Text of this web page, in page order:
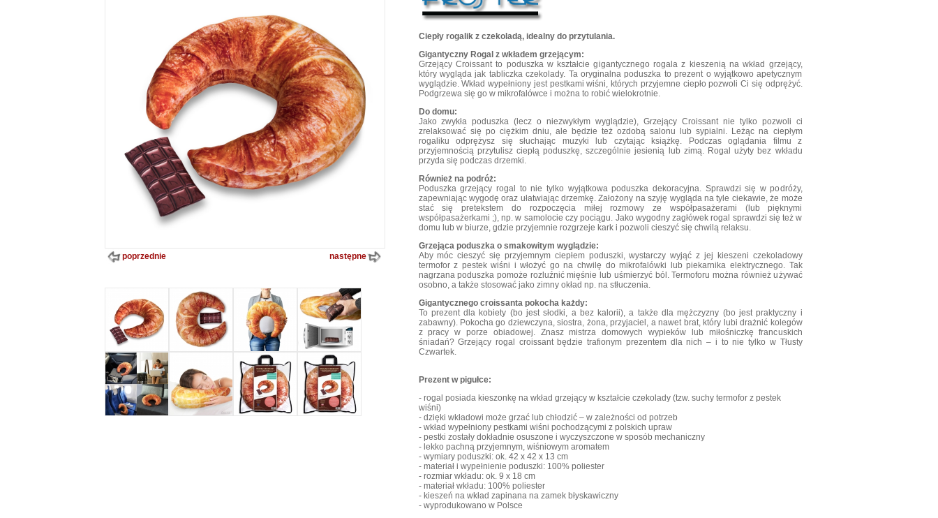
poprzednie następne
Ciepły rogalik z czekoladą, idealny do przytulania.
Gigantyczny Rogal z wkładem grzejącym:
Grzejący Croissant to poduszka w kształcie gigantycznego rogala z kieszenią na wkład grzejący,
który wygląda jak tabliczka czekolady. Ta oryginalna poduszka to prezent o wyjątkowo apetycznym
wyglądzie. Wkład wypełniony jest pestkami wiśni, których przyjemne ciepło pozwoli Ci się odprężyć.
Podgrzewa się go w mikrofalówce i można to robić wielokrotnie.
Do domu:
Jako zwykła poduszka (lecz o niezwykłym wyglądzie), Grzejący Croissant nie tylko pozwoli ci
zrelaksować się po ciężkim dniu, ale będzie też ozdobą salonu lub sypialni. Leżąc na ciepłym
rogaliku odprężysz się słuchając muzyki lub czytając książkę. Podczas oglądania filmu z
przyjemnością przytulisz ciepłą poduszkę, szczególnie jesienią lub zimą. Rogal użyty bez wkładu
przyda się podczas drzemki.
Również na podróż:
Poduszka grzejący rogal to nie tylko wyjątkowa poduszka dekoracyjna. Sprawdzi się w podróży,
zapewniając wygodę oraz ułatwiając drzemkę. Założony na szyję wygląda na tyle ciekawie, że może
stać się pretekstem do rozpoczęcia miłej rozmowy ze współpasażerami (lub pięknymi
współpasażerkami ;), np. w samolocie czy pociągu. Jako wygodny zagłówek rogal sprawdzi się też w
domu lub w biurze, gdzie przyjemnie rozgrzeje kark i pozwoli cieszyć się chwilą relaksu.
Grzejąca poduszka o smakowitym wyglądzie:
Aby móc cieszyć się przyjemnym ciepłem poduszki, wystarczy wyjąć z jej kieszeni czekoladowy
termofor z pestek wiśni i włożyć go na chwilę do mikrofalówki lub piekarnika elektrycznego. Tak
nagrzana poduszka pomoże rozluźnić mięśnie lub uśmierzyć ból. Termoforu można również używać
osobno, a także stosować jako zimny okład np. na stłuczenia.
Gigantycznego croissanta pokocha każdy:
To prezent dla kobiety (bo jest słodki, a bez kalorii), a także dla mężczyzny (bo jest praktyczny i
zabawny). Pokocha go dziewczyna, siostra, żona, przyjaciel, a nawet brat, który lubi drażnić kolegów
z pracy w porze obiadowej. Znasz mistrza domowych wypieków lub miłośniczkę francuskich
śniadań? Grzejący rogal croissant będzie trafionym prezentem dla nich – i to nie tylko w Tłusty
Czwartek.
Prezent w pigułce:
- rogal posiada kieszonkę na wkład grzejący w kształcie czekolady (tzw. suchy termofor z pestek
wiśni)
- dzięki wkładowi może grzać lub chłodzić – w zależności od potrzeb
- wkład wypełniony pestkami wiśni pochodzącymi z polskich upraw
- pestki zostały dokładnie osuszone i wyczyszczone w sposób mechaniczny
- lekko pachną przyjemnym, wiśniowym aromatem
- wymiary poduszki: ok. 42 x 42 x 13 cm
- materiał i wypełnienie poduszki: 100% poliester
- rozmiar wkładu: ok. 9 x 18 cm
- materiał wkładu: 100% poliester
- kieszeń na wkład zapinana na zamek błyskawiczny
- wyprodukowano w Polsce